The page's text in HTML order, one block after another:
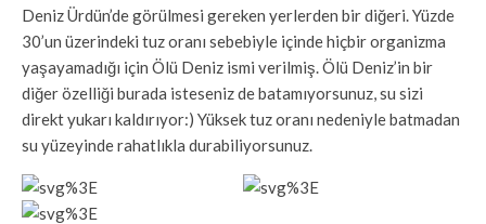
Deniz Ürdün’de görülmesi gereken yerlerden bir diğeri. Yüzde
30’un üzerindeki tuz oranı sebebiyle içinde hiçbir organizma
yaşayamadığı için Ölü Deniz ismi verilmiş. Ölü Deniz’in bir
diğer özelliği burada isteseniz de batamıyorsunuz, su sizi
direkt yukarı kaldırıyor:) Yüksek tuz oranı nedeniyle batmadan
su yüzeyinde rahatlıkla durabiliyorsunuz.